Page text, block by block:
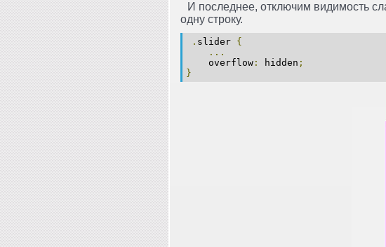
И последнее, отключим видимость
одну строку.
. slider {
...
overflow : hidden ;
}